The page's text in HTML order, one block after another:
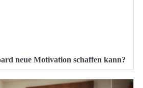
neue Motivation schaffen kann?